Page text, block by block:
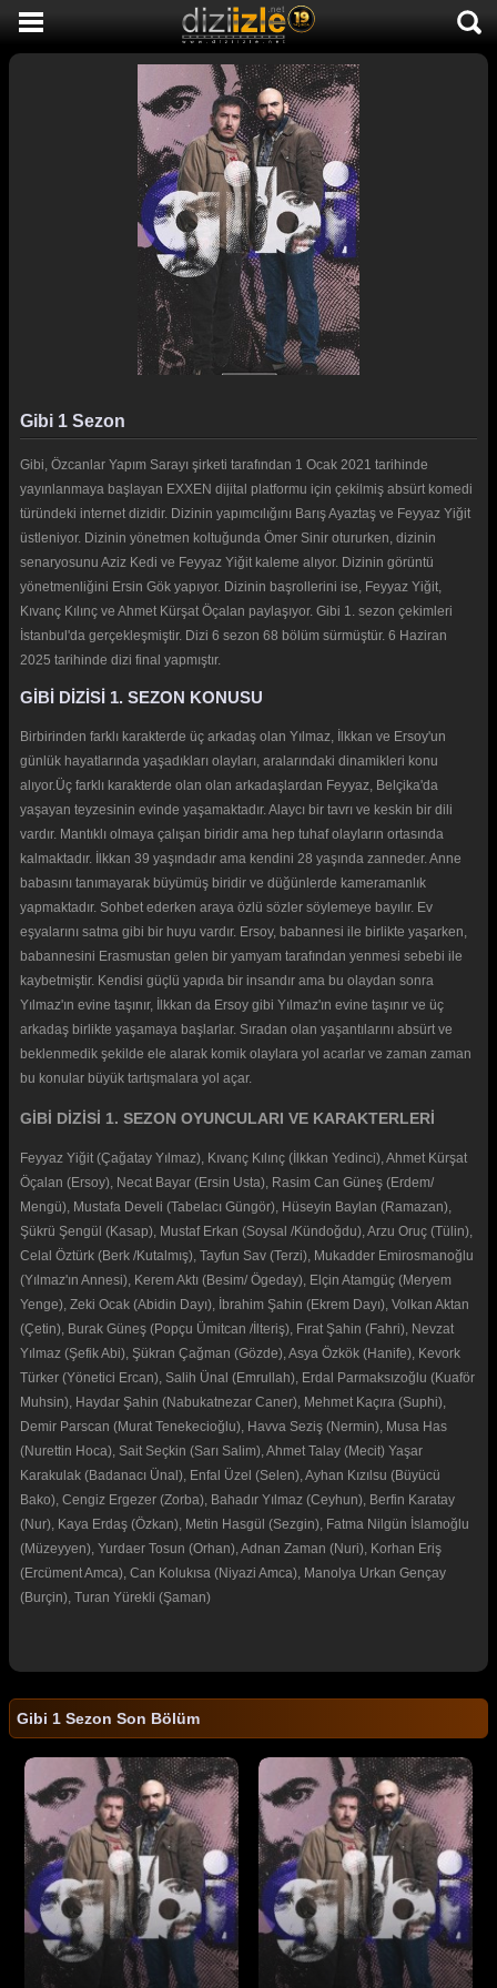
SON EKLENEN DİZİLER
GENÇLİK
DİZİ HABERLERİ
Gibi 1 Sezon
Gibi, Özcanlar Yapım Sarayı şirketi tarafından 1 Ocak 2021 tarihinde
yayınlanmaya başlayan EXXEN dijital platformu için çekilmiş absürt komedi
türündeki internet dizidir. Dizinin yapımcılığını Barış Ayaztaş ve Feyyaz Yiğit
üstleniyor. Dizinin yönetmen koltuğunda Ömer Sinir otururken, dizinin
senaryosunu Aziz Kedi ve Feyyaz Yiğit kaleme alıyor. Dizinin görüntü
yönetmenliğini Ersin Gök yapıyor. Dizinin başrollerini ise, Feyyaz Yiğit,
Kıvanç Kılınç ve Ahmet Kürşat Öçalan paylaşıyor. Gibi 1. sezon çekimleri
İstanbul'da gerçekleşmiştir. Dizi 6 sezon 68 bölüm sürmüştür. 6 Haziran
2025 tarihinde dizi final yapmıştır.
GİBİ DİZİSİ 1. SEZON KONUSU
Birbirinden farklı karakterde üç arkadaş olan Yılmaz, İlkkan ve Ersoy'un
günlük hayatlarında yaşadıkları olayları, aralarındaki dinamikleri konu
alıyor.Üç farklı karakterde olan olan arkadaşlardan Feyyaz, Belçika'da
yaşayan teyzesinin evinde yaşamaktadır. Alaycı bir tavrı ve keskin bir dili
vardır. Mantıklı olmaya çalışan biridir ama hep tuhaf olayların ortasında
kalmaktadır. İlkkan 39 yaşındadır ama kendini 28 yaşında zanneder. Anne
babasını tanımayarak büyümüş biridir ve düğünlerde kameramanlık
yapmaktadır. Sohbet ederken araya özlü sözler söylemeye bayılır. Ev
eşyalarını satma gibi bir huyu vardır. Ersoy, babannesi ile birlikte yaşarken,
babannesini Erasmustan gelen bir yamyam tarafından yenmesi sebebi ile
kaybetmiştir. Kendisi güçlü yapıda bir insandır ama bu olaydan sonra
Yılmaz'ın evine taşınır, İlkkan da Ersoy gibi Yılmaz'ın evine taşınır ve üç
arkadaş birlikte yaşamaya başlarlar. Sıradan olan yaşantılarını absürt ve
beklenmedik şekilde ele alarak komik olaylara yol acarlar ve zaman zaman
bu konular büyük tartışmalara yol açar.
GİBİ DİZİSİ 1. SEZON OYUNCULARI VE KARAKTERLERİ
Feyyaz Yiğit (Çağatay Yılmaz), Kıvanç Kılınç (İlkkan Yedinci), Ahmet Kürşat
Öçalan (Ersoy), Necat Bayar (Ersin Usta), Rasim Can Güneş (Erdem/
Mengü), Mustafa Develi (Tabelacı Güngör), Hüseyin Baylan (Ramazan),
Şükrü Şengül (Kasap), Mustaf Erkan (Soysal /Kündoğdu), Arzu Oruç (Tülin),
Celal Öztürk (Berk /Kutalmış), Tayfun Sav (Terzi), Mukadder Emirosmanoğlu
(Yılmaz'ın Annesi), Kerem Aktı (Besim/ Ögeday), Elçin Atamgüç (Meryem
Yenge), Zeki Ocak (Abidin Dayı), İbrahim Şahin (Ekrem Dayı), Volkan Aktan
(Çetin), Burak Güneş (Popçu Ümitcan /İlteriş), Fırat Şahin (Fahri), Nevzat
Yılmaz (Şefik Abi), Şükran Çağman (Gözde), Asya Özkök (Hanife), Kevork
Türker (Yönetici Ercan), Salih Ünal (Emrullah), Erdal Parmaksızoğlu (Kuaför
Muhsin), Haydar Şahin (Nabukatnezar Caner), Mehmet Kaçıra (Suphi),
Demir Parscan (Murat Tenekecioğlu), Havva Seziş (Nermin), Musa Has
(Nurettin Hoca), Sait Seçkin (Sarı Salim), Ahmet Talay (Mecit) Yaşar
Karakulak (Badanacı Ünal), Enfal Üzel (Selen), Ayhan Kızılsu (Büyücü
Bako), Cengiz Ergezer (Zorba), Bahadır Yılmaz (Ceyhun), Berfin Karatay
(Nur), Kaya Erdaş (Özkan), Metin Hasgül (Sezgin), Fatma Nilgün İslamoğlu
(Müzeyyen), Yurdaer Tosun (Orhan), Adnan Zaman (Nuri), Korhan Eriş
(Ercüment Amca), Can Kolukısa (Niyazi Amca), Manolya Urkan Gençay
(Burçin), Turan Yürekli (Şaman)
Gibi 1 Sezon Son Bölüm